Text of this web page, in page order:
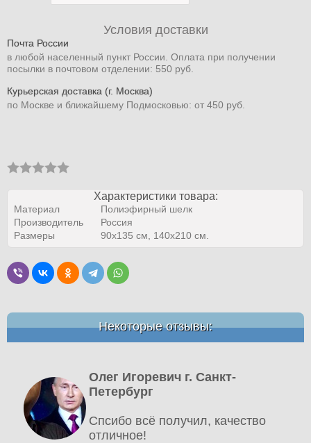
Условия доставки
Почта России
в любой населенный пункт России. Оплата при получении
посылки в почтовом отделении: 550 руб.
Курьерская доставка (г. Москва)
по Москве и ближайшему Подмосковью: от 450 руб.
Характеристики товара:
Материал
Полиэфирный шелк
Производитель
Россия
Размеры
90х135 см, 140х210 см.
Некоторые отзывы:
Олег Игоревич г. Санкт-
Петербург
Спсибо всё получил, качество
отличное!